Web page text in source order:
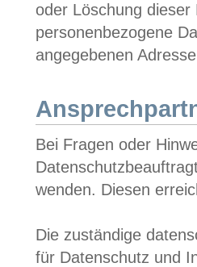
oder Löschung
personenbezogene
angegebenen
Bei Fragen oder
wenden. Diesen
Die zuständige
für Datenschutz und